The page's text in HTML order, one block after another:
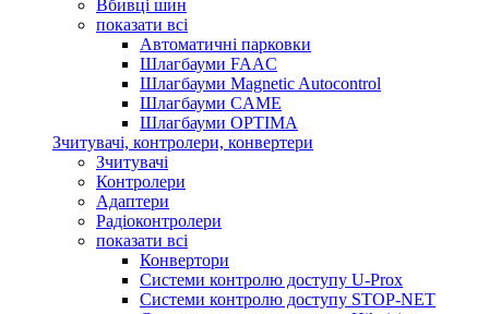
Вбивці шин
показати всі
Автоматичні парковки
Шлагбауми FAAC
Шлагбауми Magnetic Autocontrol
Шлагбауми CAME
Шлагбауми OPTIMA
Зчитувачі, контролери, конвертери
Зчитувачі
Контролери
Адаптери
Радіоконтролери
показати всі
Конвертори
Системи контролю доступу U-Prox
Системи контролю доступу STOP-NET